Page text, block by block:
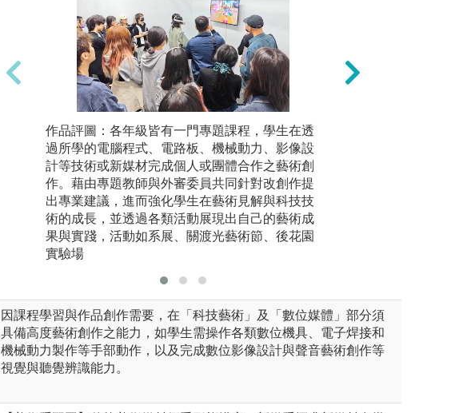
討論與表述:不論是理論課程還是創作課程，皆重
於思想的激盪與個人觀點的陳述，教師引導、掌
握課程運作，討論分享令學生學習分析統整以及
自我表達。
圖解:學生發表分組工作成果
版權:國立清華大學藝術與設計學系版權所有
作品評圖：各年級皆有一門專題課程，學生在透
過所學的電腦程式、電路板、機械動力、影像設
計等技術或新媒材完成個人或團體合作之藝術創
作。藉由專題教師與外審委員共同針對改創作提
出專業建議，進而強化學生在藝術見解與科技技
術的成長，並透過各類活動展現出自己的藝術成
果與實踐，活動如系展、關渡光藝術節、後花園
實驗場
因課程學習與作品創作需要，在「科技藝術」及「數位媒體」部分須
具備高度藝術創作之能力，如學生需操作各類數位機具、電子焊接和
機械動力製作等手部動作，以及完成數位影像設計與聲音藝術創作等
視覺與聽覺辨識能力。